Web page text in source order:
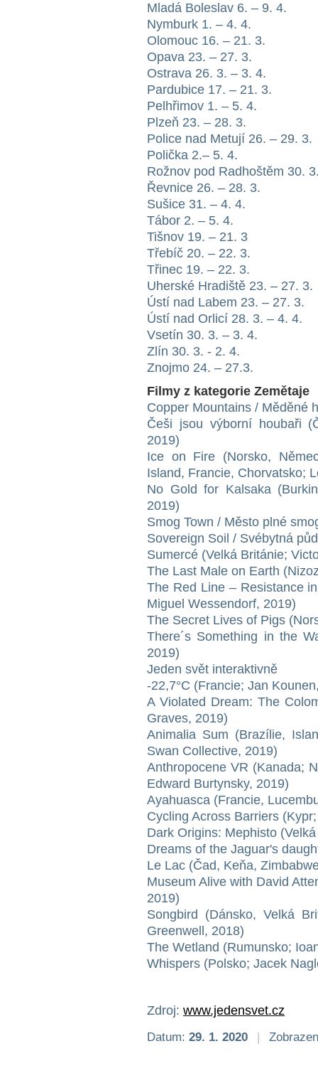
Mladá Boleslav 6. – 9. 4.
Nymburk 1. – 4. 4.
Olomouc 16. – 21. 3.
Opava 23. – 27. 3.
Ostrava 26. 3. – 3. 4.
Pardubice 17. – 21. 3.
Pelhřimov 1. – 5. 4.
Plzeň 23. – 28. 3.
Police nad Metují 26. – 29. 3.
Polička 2.– 5. 4.
Rožnov pod Radhoštěm 30.
Řevnice 26. – 28. 3.
Sušice 31. – 4. 4.
Tábor 2. – 5. 4.
Tišnov 19. – 21. 3
Třebíč 20. – 22. 3.
Třinec 19. – 22. 3.
Uherské Hradiště 23. – 27. 3.
Ústí nad Labem 23. – 27. 3.
Ústí nad Orlicí 28. 3. – 4. 4.
Vsetín 30. 3. – 3. 4.
Zlín 30. 3. - 2. 4.
Znojmo 24. – 27.3.
Filmy z kategorie Zemětaje
Copper Mountains / Měděné
Češi jsou výborní houbaři
2019)
Ice on Fire (Norsko,
Island, Francie, Chorvatsko;
No Gold for Kalsaka
2019)
Smog Town / Město plné
Sovereign Soil / Svébytná
Sumercé (Velká Británie;
The Last Male on Earth
The Red Line – Resistance
Miguel Wessendorf, 2019)
The Secret Lives of Pigs
There´s Something in the
2019)
Jeden svět interaktivně
-22,7°C (Francie; Jan
A Violated Dream: The
Graves, 2019)
Animalia Sum (Brazílie,
Swan Collective, 2019)
Anthropocene VR (Kanada;
Edward Burtynsky, 2019)
Ayahuasca (Francie,
Cycling Across Barriers
Dark Origins: Mephisto
Dreams of the Jaguar's
Le Lac (Čad, Keňa,
Museum Alive with David
2019)
Songbird (Dánsko, Velká
Greenwell, 2018)
The Wetland (Rumunsko;
Whispers (Polsko; Jacek
Zdroj: www.jedensvet.cz
Datum: 29. 1. 2020 |